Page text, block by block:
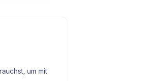
um mit